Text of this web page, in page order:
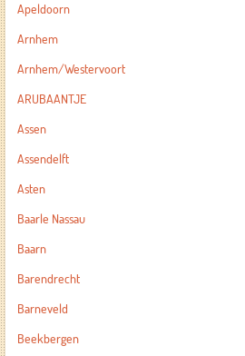
Apeldoorn
Arnhem
Arnhem/Westervoort
ARUBAANTJE
Assen
Assendelft
Asten
Baarle Nassau
Baarn
Barendrecht
Barneveld
Beekbergen